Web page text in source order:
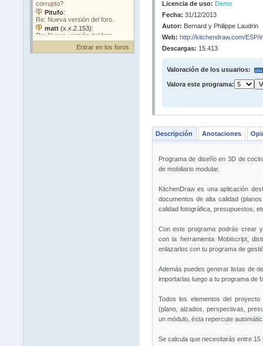
Entrar en los foros
Licencia de uso: Demo
Fecha: 31/12/2013
Autor: Bernard y Philippe Laudrin
Web: http://kitchendraw.com/ESP/
Descargas: 15.413
Valoración de los usuarios:
Valora este programa:
Descripción Anotaciones
Programa de diseño en 3D de
de mobiliario modular.
KitchenDraw es una aplicación
documentos de alta calidad
calidad fotográfica, presupuestos,
Con este programa podrás crear
con la herramienta Mobiscript,
enlazarlos con tu programa de
Además puedes generar listas de
importarlas luego a tu programa de
Todos los elementos del
(plano, alzados, perspectivas,
un módulo, ésta repercute
Se calcula que necesitarás entre